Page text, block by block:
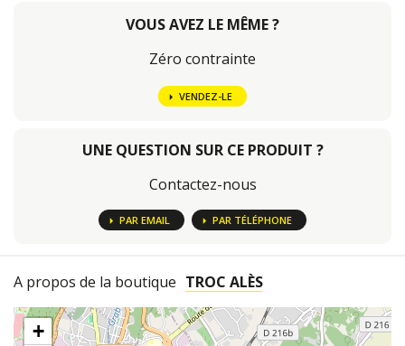
VOUS AVEZ LE MÊME ?
Zéro contrainte
VENDEZ-LE
UNE QUESTION SUR CE PRODUIT ?
Contactez-nous
PAR EMAIL PAR TÉLÉPHONE
A propos de la boutique TROC ALÈS
+